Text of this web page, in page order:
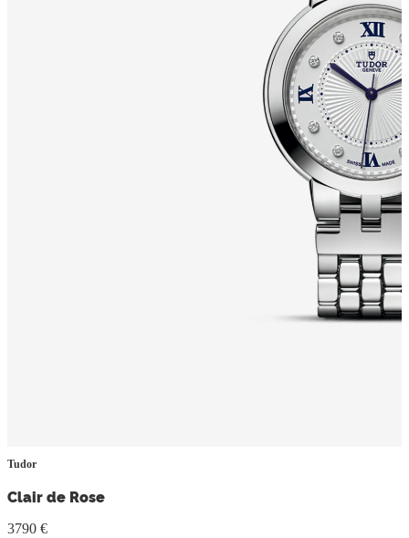
Tudor
Clair de Rose
3790 €